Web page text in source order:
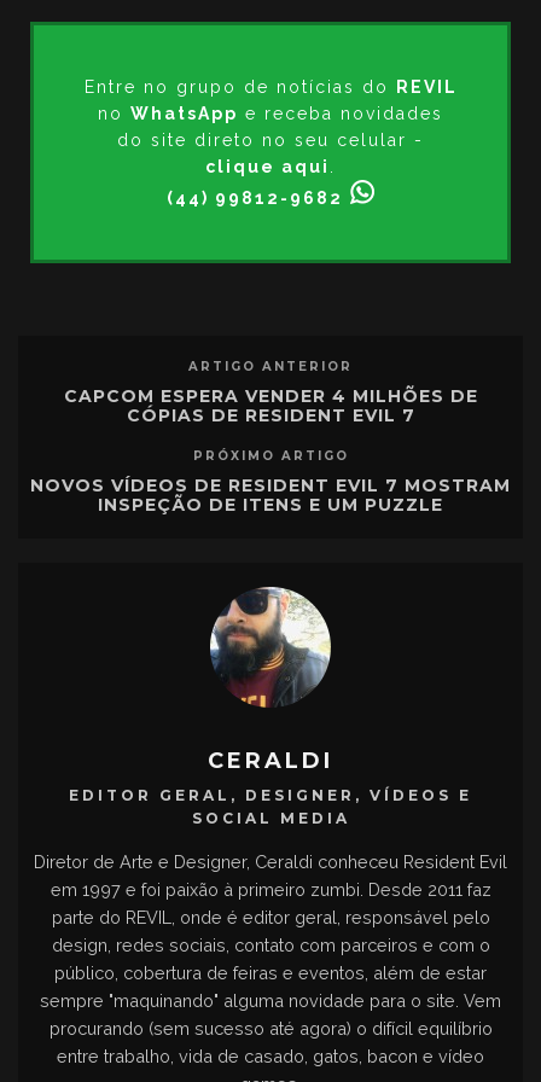
Entre no grupo de notícias do
REVIL
no WhatsApp e receba novidades
do site direto no seu celular -
clique aqui
(44) 99812-9682
ARTIGO ANTERIOR
CAPCOM ESPERA VENDER 4 MILHÕES DE
CÓPIAS DE RESIDENT EVIL 7
PRÓXIMO ARTIGO
NOVOS VÍDEOS DE RESIDENT EVIL 7 MOSTRAM
INSPEÇÃO DE ITENS E UM PUZZLE
CERALDI
EDITOR GERAL, DESIGNER, VÍDEOS E
SOCIAL MEDIA
Diretor de Arte e Designer, Ceraldi conheceu Resident Evil
em 1997 e foi paixão à primeiro zumbi. Desde 2011 faz
parte do REVIL, onde é editor geral, responsável pelo
design, redes sociais, contato com parceiros e com o
público, cobertura de feiras e eventos, além de estar
sempre "maquinando" alguma novidade para o site. Vem
procurando (sem sucesso até agora) o difícil equilíbrio
entre trabalho, vida de casado, gatos, bacon e vídeo